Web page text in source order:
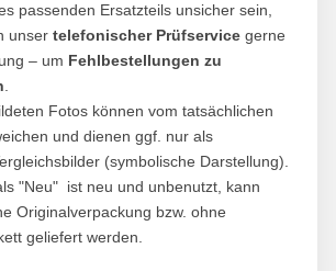
passenden Ersatzteils unsicher sein,
unser telefonischer Prüfservice gerne
– um Fehlbestellungen zu
Fotos können vom tatsächlichen
und dienen ggf. nur als
(symbolische Darstellung).
"Neu" ist neu und unbenutzt, kann
Originalverpackung bzw. ohne
geliefert werden.